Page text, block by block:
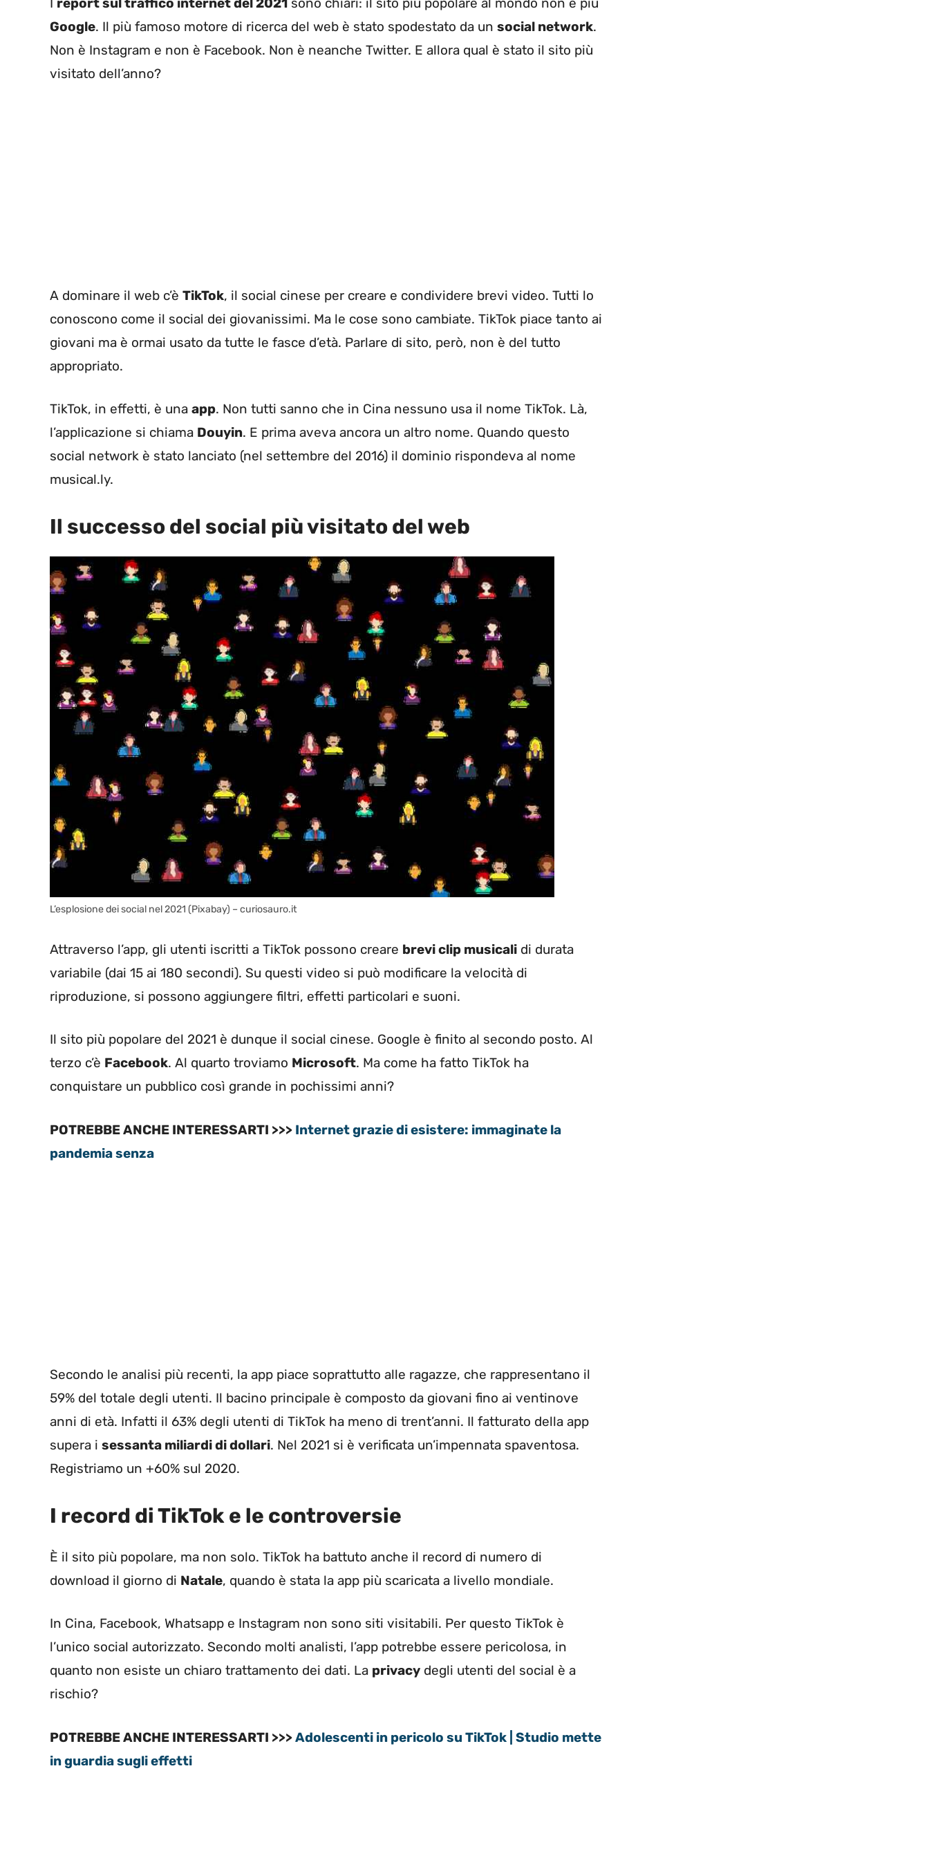
report sul traffico internet del 2021 sono chiari: il sito più popolare al mondo non è più
Google. Il più famoso motore di ricerca del web è stato spodestato da un social network.
Non è Instagram e non è Facebook. Non è neanche Twitter. E allora qual è stato il sito più
visitato dell’anno?
A dominare il web c’è TikTok, il social cinese per creare e condividere brevi video. Tutti lo
conoscono come il social dei giovanissimi. Ma le cose sono cambiate. TikTok piace tanto ai
giovani ma è ormai usato da tutte le fasce d’età. Parlare di sito, però, non è del tutto
appropriato.
TikTok, in effetti, è una app. Non tutti sanno che in Cina nessuno usa il nome TikTok. Là,
l’applicazione si chiama Douyin. E prima aveva ancora un altro nome. Quando questo
social network è stato lanciato (nel settembre del 2016) il dominio rispondeva al nome
musical.ly.
Il successo del social più visitato del web
L’esplosione dei social nel 2021 (Pixabay) – curiosauro.it
Attraverso l’app, gli utenti iscritti a TikTok possono creare brevi clip musicali di durata
variabile (dai 15 ai 180 secondi). Su questi video si può modificare la velocità di
riproduzione, si possono aggiungere filtri, effetti particolari e suoni.
Il sito più popolare del 2021 è dunque il social cinese. Google è finito al secondo posto. Al
terzo c’è Facebook. Al quarto troviamo Microsoft. Ma come ha fatto TikTok ha
conquistare un pubblico così grande in pochissimi anni?
POTREBBE ANCHE INTERESSARTI >>> Internet grazie di esistere: immaginate la
pandemia senza
Secondo le analisi più recenti, la app piace soprattutto alle ragazze, che rappresentano il
59% del totale degli utenti. Il bacino principale è composto da giovani fino ai ventinove
anni di età. Infatti il 63% degli utenti di TikTok ha meno di trent’anni. Il fatturato della app
supera i sessanta miliardi di dollari. Nel 2021 si è verificata un’impennata spaventosa.
Registriamo un +60% sul 2020.
I record di TikTok e le controversie
È il sito più popolare, ma non solo. TikTok ha battuto anche il record di numero di
download il giorno di Natale, quando è stata la app più scaricata a livello mondiale.
In Cina, Facebook, Whatsapp e Instagram non sono siti visitabili. Per questo TikTok è
l’unico social autorizzato. Secondo molti analisti, l’app potrebbe essere pericolosa, in
quanto non esiste un chiaro trattamento dei dati. La privacy degli utenti del social è a
rischio?
POTREBBE ANCHE INTERESSARTI >>>Adolescenti in pericolo su TikTok | Studio mette
in guardia sugli effetti